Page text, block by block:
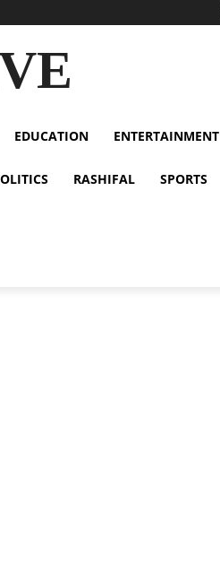
EDUCATION ENTERTAINMENT
RASHIFAL SPORTS